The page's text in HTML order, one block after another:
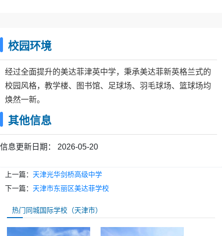
校园环境
经过全面提升的美达菲津英中学，秉承美达菲新英格兰式的
校园风格，教学楼、图书馆、足球场、羽毛球场、篮球场均
焕然一新。
其他信息
信息更新日期： 2026-05-20
上一篇： 天津光华剑桥高级中学
下一篇： 天津市东丽区美达菲学校
热门同城国际学校（天津市）